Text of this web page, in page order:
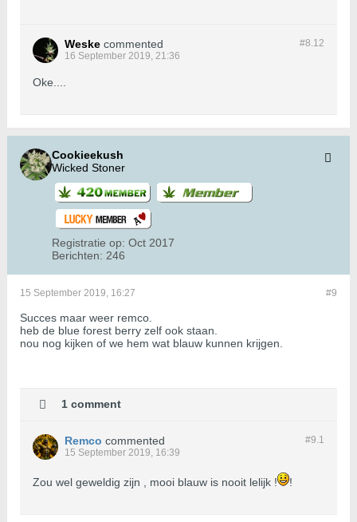
#8.12
Weske commented
16 September 2019, 21:36
Oke....
Cookieekush
Wicked Stoner
Registratie op: Oct 2017
Berichten: 246
#9
15 September 2019, 16:27
Succes maar weer remco.
heb de blue forest berry zelf ook staan.
nou nog kijken of we hem wat blauw kunnen krijgen.
1 comment
#9.1
Remco commented
15 September 2019, 16:39
Zou wel geweldig zijn , mooi blauw is nooit lelijk ! !